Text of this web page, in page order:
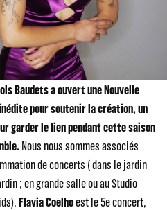
Baudets a ouvert une Nouvelle
pour soutenir la création, un
garder le lien pendant cette saison
Nous nous sommes associés
de concerts ( dans le jardin
; en grande salle ou au Studio
Flavia Coelhoest le 5e concert,